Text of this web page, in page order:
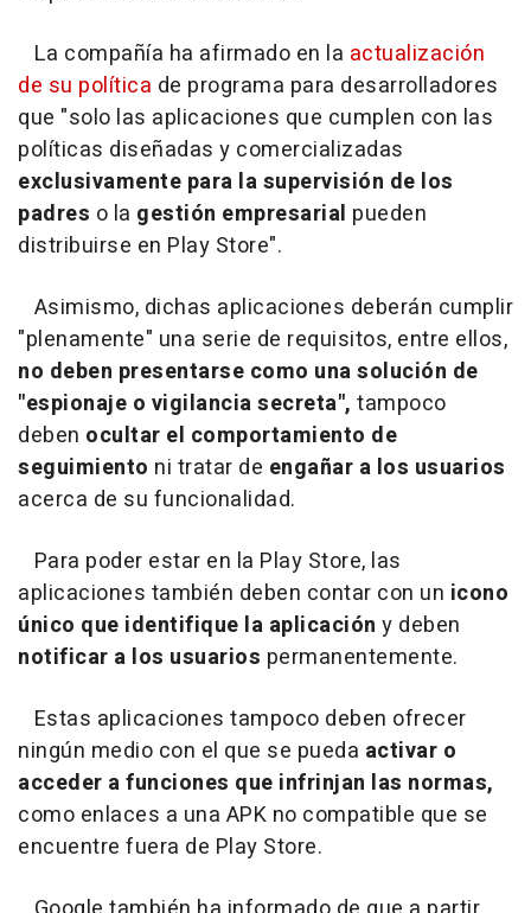
La compañía ha afirmado en la actualización
de su política de programa para desarrolladores
que "solo las aplicaciones que cumplen con las
políticas diseñadas y comercializadas
exclusivamente para la supervisión de los
padres o la gestión empresarial pueden
distribuirse en Play Store".
Asimismo, dichas aplicaciones deberán cumplir
"plenamente" una serie de requisitos, entre ellos,
no deben presentarse como una solución de
"espionaje o vigilancia secreta", tampoco
deben ocultar el comportamiento de
seguimiento ni tratar de engañar a los usuarios
acerca de su funcionalidad.
Para poder estar en la Play Store, las
aplicaciones también deben contar con un icono
único que identifique la aplicación y deben
notificar a los usuarios permanentemente.
Estas aplicaciones tampoco deben ofrecer
ningún medio con el que se pueda activar o
acceder a funciones que infrinjan las normas,
como enlaces a una APK no compatible que se
encuentre fuera de Play Store.